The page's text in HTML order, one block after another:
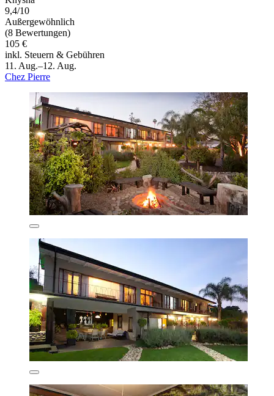
9,4/10
Außergewöhnlich
(8 Bewertungen)
105 €
inkl. Steuern & Gebühren
11. Aug.–12. Aug.
Chez Pierre